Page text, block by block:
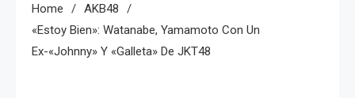
Home
AKB48
«Estoy Bien»: Watanabe, Yamamoto Con Un
Ex-«Johnny» Y «galleta» De JKT48